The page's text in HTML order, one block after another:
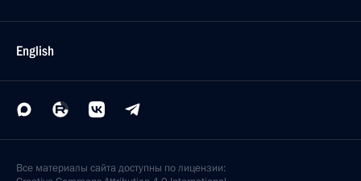
English
Все материалы сайта доступны по лицензии: